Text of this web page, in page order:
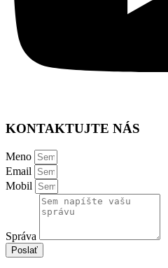
KONTAKTUJTE NÁS
Meno
Email
Mobil
Správa
Poslať